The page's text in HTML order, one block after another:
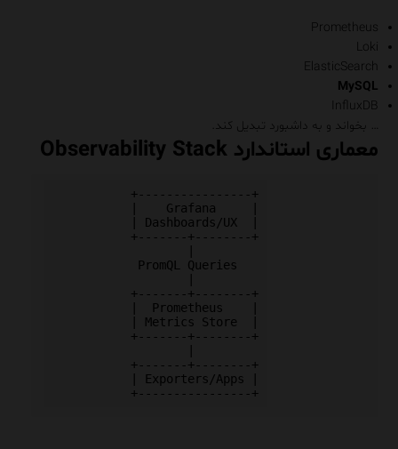
Prometheus
Loki
ElasticSearch
MySQL
InfluxDB
… بخواند و به داشبورد تبدیل کند.
معماری استاندارد Observability Stack
           +----------------+